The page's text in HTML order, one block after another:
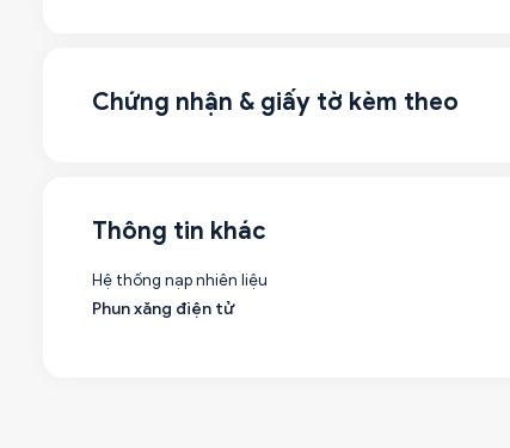
Chứng nhận & giấy tờ kèm theo
Thông tin khác
Hệ thống nạp nhiên liệu
Phun xăng điện tử